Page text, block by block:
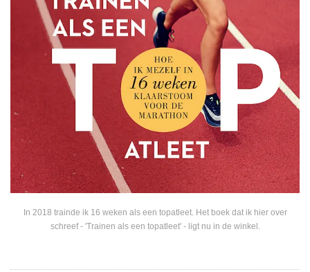
In 2018 trainde ik 16 weken als een topatleet. Het boek dat ik hier over
schreef - 'Trainen als een topatleet' - ligt nu in de winkel.